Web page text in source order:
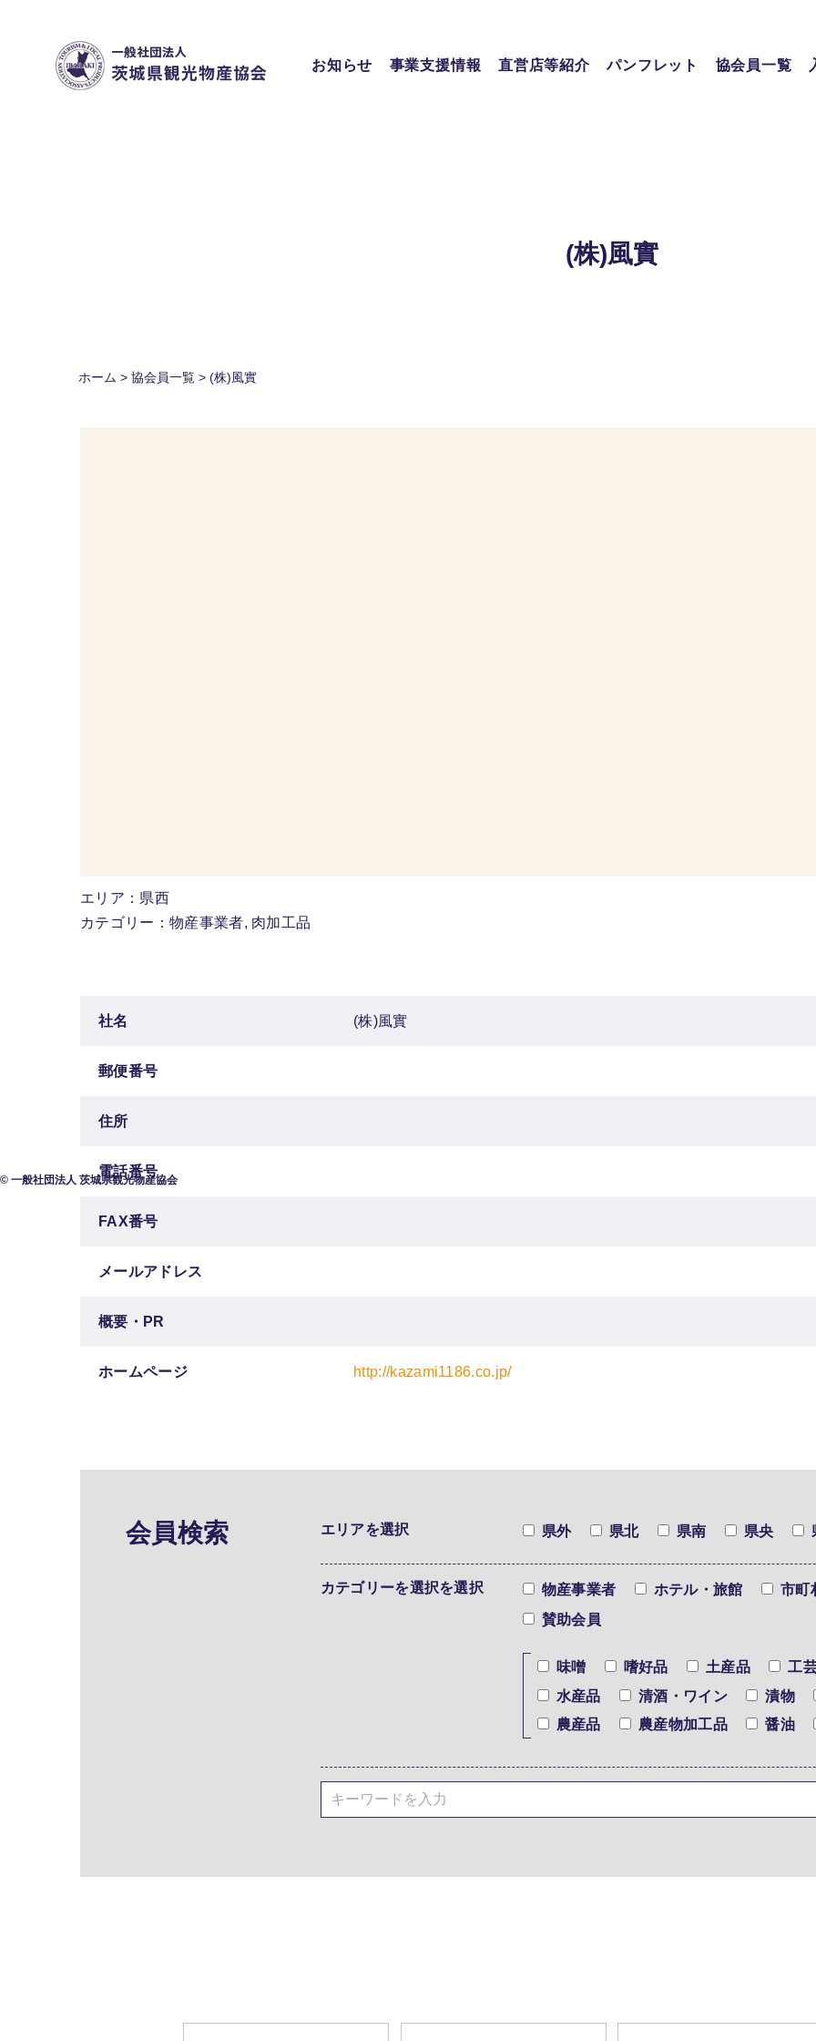
content
お知らせ
事業支援情報 直営店等紹介 パンフレット 協会員一覧
(株)風實
ホーム > 協会員一覧 > (株)風實
エリア：県西
カテゴリー：物産事業者, 肉加工品
社名 (株)風實
郵便番号
住所
電話番号
FAX番号
メールアドレス
概要・PR
ホームページ http://kazami1186.co.jp/
会員検索 エリアを選択 県外 県北 県南 県央
カテゴリーを選択を選択 物産事業者 ホテル・旅館
市町
賛助会員
味噌 嗜好品 土産品
工
水産品
清酒・ワイン
漬物
農産品
農産物加工品 醤油
© 一般社団法人 茨城県観光物産協会